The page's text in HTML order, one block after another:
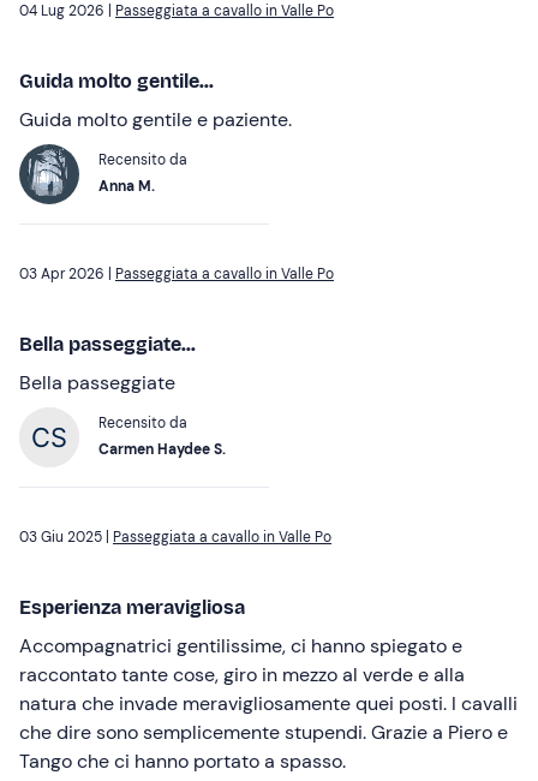
04 Lug 2026 | Passeggiata a cavallo in Valle Po
Guida molto gentile...
Guida molto gentile e paziente.
Recensito da
Anna M.
03 Apr 2026 | Passeggiata a cavallo in Valle Po
Bella passeggiate...
Bella passeggiate
Recensito da
Carmen Haydee S.
03 Giu 2025 | Passeggiata a cavallo in Valle Po
Esperienza meravigliosa
Accompagnatrici gentilissime, ci hanno spiegato e
raccontato tante cose, giro in mezzo al verde e alla
natura che invade meravigliosamente quei posti. I cavalli
che dire sono semplicemente stupendi. Grazie a Piero e
Tango che ci hanno portato a spasso.